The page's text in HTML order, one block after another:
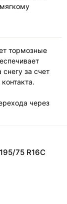
тормозные
за счет
через
75 R16C